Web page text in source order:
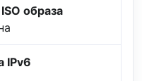
образа
IPv6